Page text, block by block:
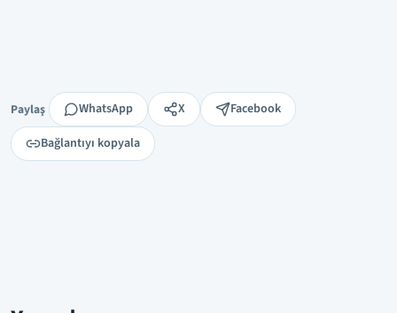
Paylaş
Paylaş WhatsApp X
Facebook
Bağlantıyı kopyala